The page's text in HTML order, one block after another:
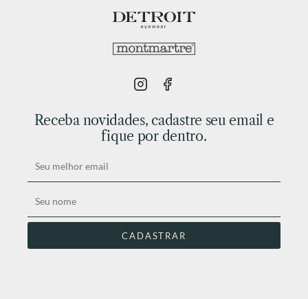
Receba novidades, cadastre seu email e
fique por dentro.